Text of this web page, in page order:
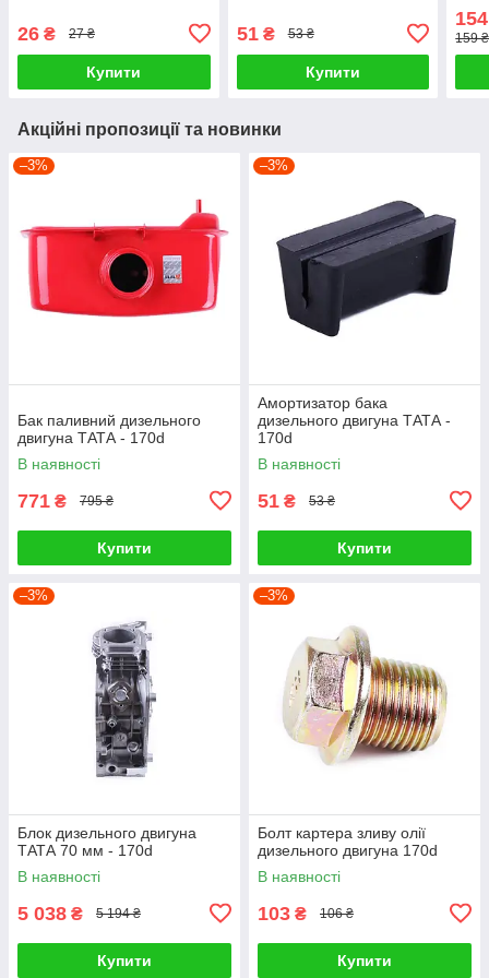
26 ₴ 27 ₴
Купити
51₴ 53 ₴
Купити
154
159
Акційні пропозиції та новинки
–3%
Бак паливний дизельного
двигуна ТАТА - 170d
В наявності
771 ₴ 795 ₴
Купити
–3%
Амортизатор бака
дизельного двигуна ТАТА -
170d
В наявності
51 ₴ 53 ₴
Купити
–3%
Блок дизельного двигуна
ТАТА 70 мм - 170d
В наявності
5 038 ₴ 5 194 ₴
Купити
–3%
Болт картера зливу олії
дизельного двигуна 170d
В наявності
103 ₴ 106 ₴
Купити